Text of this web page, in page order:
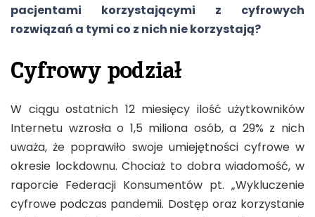
pacjentami korzystającymi z cyfrowych
rozwiązań a tymi co z nich nie korzystają?
Cyfrowy podział
W ciągu ostatnich 12 miesięcy ilość użytkowników
Internetu wzrosła o 1,5 miliona osób, a 29% z nich
uważa, że poprawiło swoje umiejętności cyfrowe w
okresie lockdownu. Chociaż to dobra wiadomość, w
raporcie Federacji Konsumentów pt. „Wykluczenie
cyfrowe podczas pandemii. Dostęp oraz korzystanie